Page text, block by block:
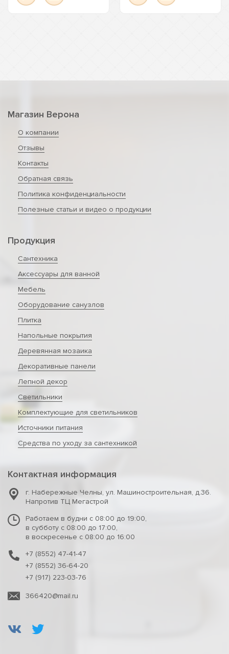
Магазин Верона
О компании
Отзывы
Контакты
Обратная связь
Политика конфиденциальности
Полезные статьи и видео о продукции
Продукция
Сантехника
Аксессуары для ванной
Мебель
Оборудование санузлов
Плитка
Напольные покрытия
Деревянная мозаика
Декоративные панели
Лепной декор
Светильники
Комплектующие для светильников
Источники питания
Средства по уходу за сантехникой
Контактная информация
г. Набережные Челны, ул. Машиностроительная, д.36.
Напротив ТЦ Мегастрой
Работаем в будни с 08:00 до 19:00,
в субботу с 08:00 до 17:00,
в воскресенье с 08:00 до 16:00
+7 (8552) 47-41-47
+7 (8552) 36-64-20
+7 (917) 223-03-76
366420@mail.ru